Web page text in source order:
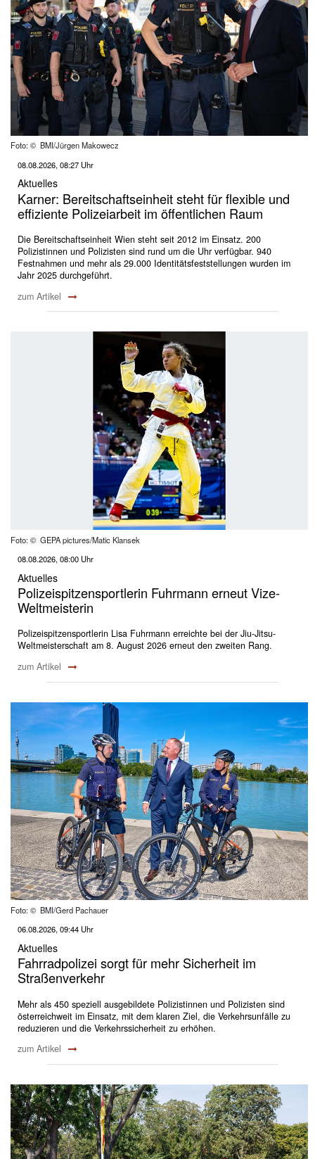
Foto: © BMI/Jürgen Makowecz
08.08.2026, 08:27 Uhr
Aktuelles
Karner: Bereitschaftseinheit steht für flexible und
effiziente Polizeiarbeit im öffentlichen Raum
Die Bereitschaftseinheit Wien steht seit 2012 im Einsatz. 200
Polizistinnen und Polizisten sind rund um die Uhr verfügbar. 940
Festnahmen und mehr als 29.000 Identitätsfeststellungen wurden im
Jahr 2025 durchgeführt.
zum Artikel
Foto: © GEPA pictures/Matic Klansek
08.08.2026, 08:00 Uhr
Aktuelles
Polizeispitzensportlerin Fuhrmann erneut Vize-
Weltmeisterin
Polizeispitzensportlerin Lisa Fuhrmann erreichte bei der Jiu-Jitsu-
Weltmeisterschaft am 8. August 2026 erneut den zweiten Rang.
zum Artikel
Foto: © BMI/Gerd Pachauer
06.08.2026, 09:44 Uhr
Aktuelles
Fahrradpolizei sorgt für mehr Sicherheit im
Straßenverkehr
Mehr als 450 speziell ausgebildete Polizistinnen und Polizisten sind
österreichweit im Einsatz, mit dem klaren Ziel, die Verkehrsunfälle zu
reduzieren und die Verkehrssicherheit zu erhöhen.
zum Artikel